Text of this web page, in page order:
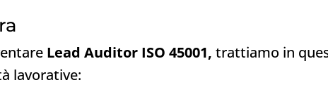
Lead Auditor ISO 45001, trattiamo in
lavorative: